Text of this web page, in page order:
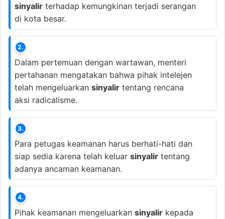
sinyalir terhadap kemungkinan terjadi serangan
di kota besar.
2.
Dalam pertemuan dengan wartawan, menteri
pertahanan mengatakan bahwa pihak intelejen
telah mengeluarkan sinyalir tentang rencana
aksi radicalisme.
3.
Para petugas keamanan harus berhati-hati dan
siap sedia karena telah keluar sinyalir tentang
adanya ancaman keamanan.
4.
Pihak keamanan mengeluarkan sinyalir kepada